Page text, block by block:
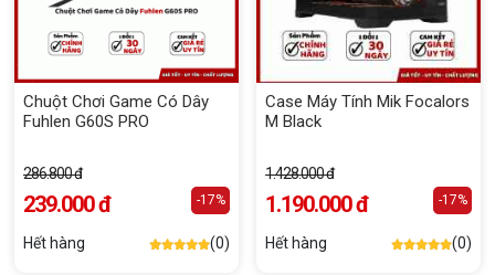
Chuột Chơi Game Có Dây
Fuhlen G60S PRO
286.800 đ
239.000 đ -17%
Hết hàng (0)
Case Máy Tính Mik Focalors
M Black
1.428.000 đ
1.190.000 đ -17%
Hết hàng (0)